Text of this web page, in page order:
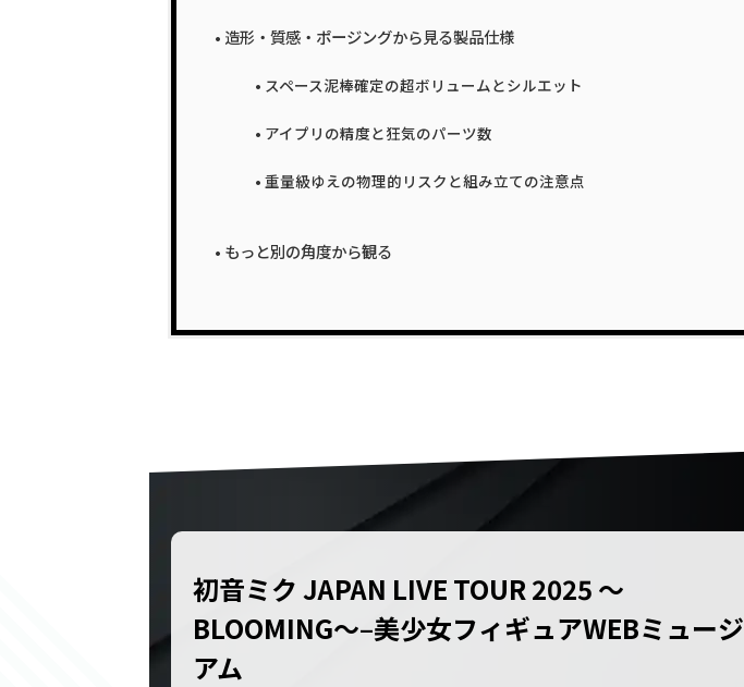
造形・質感・ポージングから見る製品仕様
スペース泥棒確定の超ボリュームとシルエット
アイプリの精度と狂気のパーツ数
重量級ゆえの物理的リスクと組み立ての注意点
もっと別の角度から観る
初音ミク JAPAN LIVE TOUR 2025 〜
BLOOMING〜–美少女フィギュアWEBミュージ
アム